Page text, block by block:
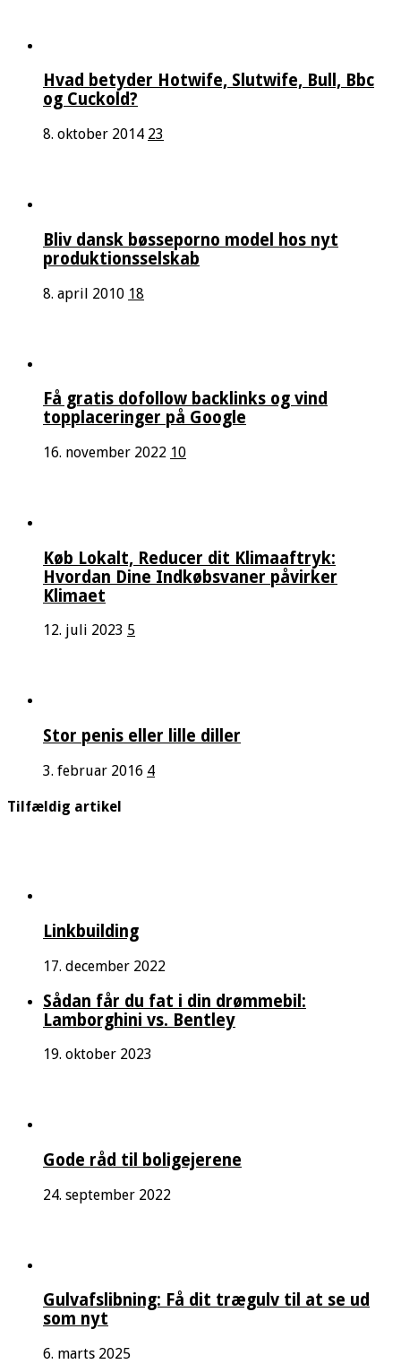
Hvad betyder Hotwife, Slutwife, Bull, Bbc
og Cuckold?
8. oktober 2014 23
Bliv dansk bøsseporno model hos nyt
produktionsselskab
8. april 2010 18
Få gratis dofollow backlinks og vind
topplaceringer på Google
16. november 2022 10
Køb Lokalt, Reducer dit Klimaaftryk:
Hvordan Dine Indkøbsvaner påvirker
Klimaet
12. juli 2023 5
Stor penis eller lille diller
3. februar 2016 4
Tilfældig artikel
Linkbuilding
17. december 2022
Sådan får du fat i din drømmebil:
Lamborghini vs. Bentley
19. oktober 2023
Gode ​​råd til boligejerene
24. september 2022
Gulvafslibning: Få dit trægulv til at se ud
som nyt
6. marts 2025